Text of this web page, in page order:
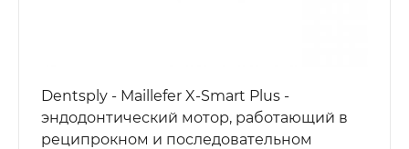
Dentsply - Maillefer X-Smart Plus -
эндодонтический мотор, работающий в
реципрокном и последовательном